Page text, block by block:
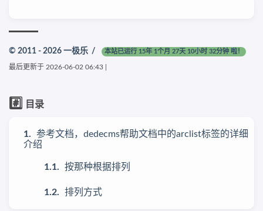
#️⃣ 目录
参考文档，dedecms帮助文档中的arclist标签的详细
介绍
按那种根据排列
排列方式
© 2011 - 2026 一极乐 / 本站已运行 15年 1个月 27天 10小时 32分钟 啦！
最后更新于 2026-06-02 06:43